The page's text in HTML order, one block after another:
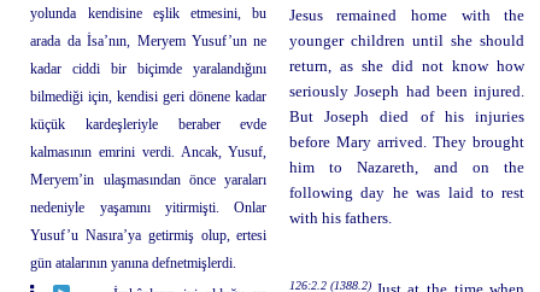
yolunda kendisine eşlik etmesini, bu
arada da İsa’nın, Meryem Yusuf’un ne
kadar ciddi bir biçimde yaralandığını
bilmediği için, kendisi geri dönene kadar
küçük kardeşleriyle beraber evde
kalmasının emrini verdi. Ancak, Yusuf,
Meryem’in ulaşmasından önce yaraları
nedeniyle yaşamını yitirmişti. Onlar
Yusuf’u Nasıra’ya getirmiş olup, ertesi
gün atalarının yanına defnetmişlerdi.
Jesus remained home with the
younger children until she should
return, as she did not know how
seriously Joseph had been injured.
But Joseph died of his injuries
before Mary arrived. They brought
him to Nazareth, and on the
following day he was laid to rest
with his fathers.
126:2.2 (1388.2)